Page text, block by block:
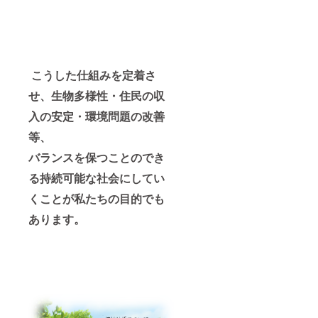
こうした仕組みを定着さ
せ、生物多様性・住民の収
入の安定・環境問題の改善
等、
バランスを保つことのでき
る持続可能な社会にしてい
くことが私たちの目的でも
あります。